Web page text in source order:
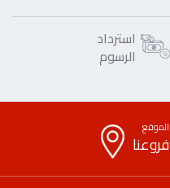
استرداد
الرسوم
الموقع
فروعنا